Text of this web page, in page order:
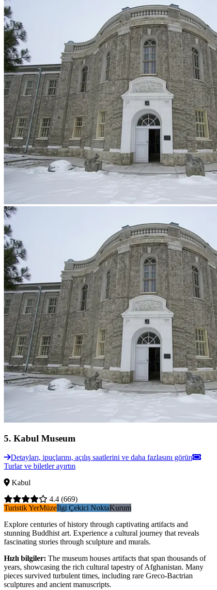
5. Kabul Museum
Detayları, ipuçlarını, açılış saatlerini ve daha fazlasını görün
Turlar ve biletler ayırtın
Kabul
4.4 (669)
Turistik YerMüzeİlgi Çekici NoktaKurum
Explore centuries of history through captivating artifacts and
stunning Buddhist art. Experience a cultural journey that reveals
fascinating stories through sculpture and murals.
Hızlı bilgiler: The museum houses artifacts that span thousands of
years, showcasing the rich cultural tapestry of Afghanistan. Many
pieces survived turbulent times, including rare Greco-Bactrian
sculptures and ancient manuscripts.